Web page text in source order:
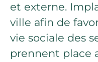
et externe.
ville afin de
vie sociale des
prennent place